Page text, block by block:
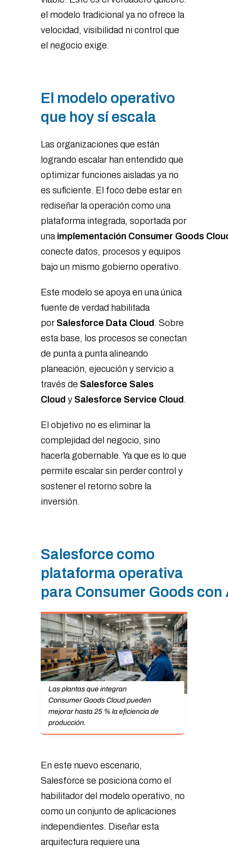
el modelo tradicional ya no ofrece la
velocidad, visibilidad ni control que
el negocio exige.
El modelo operativo
que hoy sí escala
Las organizaciones que están
logrando escalar han entendido que
optimizar funciones aisladas ya no
es suficiente. El foco debe estar en
rediseñar la operación como una
plataforma integrada, soportada por
una implementación Consumer Goods
conecte datos, procesos y equipos
bajo un mismo gobierno operativo.
Este modelo se apoya en una única
fuente de verdad habilitada
por Salesforce Data Cloud. Sobre
esta base, los procesos se conectan
de punta a punta alineando
planeación, ejecución y servicio a
través de Salesforce Sales
Cloud y Salesforce Service Cloud.
El objetivo no es eliminar la
complejidad del negocio, sino
hacerla gobernable. Ya que es lo que
permite escalar sin perder control y
sostener el retorno sobre la
inversión.
Salesforce como
plataforma operativa
para Consumer Goods
Las plantas que integran
Consumer Goods Cloud pueden
mejorar hasta 25 % la eficiencia de
producción.
En este nuevo escenario,
Salesforce se posiciona como el
habilitador del modelo operativo, no
como un conjunto de aplicaciones
independientes. Diseñar esta
arquitectura requiere una